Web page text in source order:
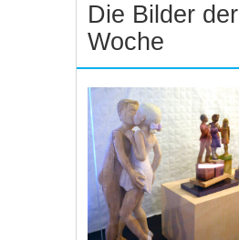
Die Bilder der
Woche